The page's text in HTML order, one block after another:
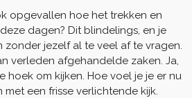
opgevallen hoe het trekken en
dagen? Dit blindelings, en je
jezelf al te veel af te vragen.
verleden afgehandelde zaken. Ja,
hoek om kijken. Hoe voel je je er nu
met een frisse verlichtende kijk.